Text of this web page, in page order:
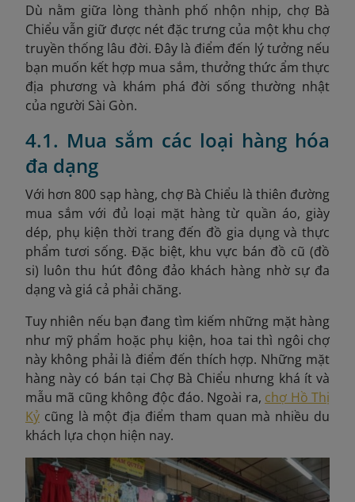
Dù nằm giữa lòng thành phố nhộn nhịp, chợ Bà
Chiểu vẫn giữ được nét đặc trưng của một khu chợ
truyền thống lâu đời. Đây là điểm đến lý tưởng nếu
bạn muốn kết hợp mua sắm, thưởng thức ẩm thực
địa phương và khám phá đời sống thường nhật
của người Sài Gòn.
4.1. Mua sắm các loại hàng hóa
đa dạng
Với hơn 800 sạp hàng, chợ Bà Chiểu là thiên đường
mua sắm với đủ loại mặt hàng từ quần áo, giày
dép, phụ kiện thời trang đến đồ gia dụng và thực
phẩm tươi sống. Đặc biệt, khu vực bán đồ cũ (đồ
si) luôn thu hút đông đảo khách hàng nhờ sự đa
dạng và giá cả phải chăng.
Tuy nhiên nếu bạn đang tìm kiếm những mặt hàng
như mỹ phẩm hoặc phụ kiện, hoa tai thì ngôi chợ
này không phải là điểm đến thích hợp. Những mặt
hàng này có bán tại Chợ Bà Chiểu nhưng khá ít và
mẫu mã cũng không độc đáo. Ngoài ra, chợ Hồ Thị
Kỷ cũng là một địa điểm tham quan mà nhiều du
khách lựa chọn hiện nay.